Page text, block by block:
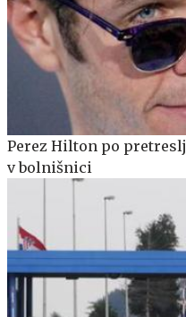
Perez Hilton po
v bolnišnici